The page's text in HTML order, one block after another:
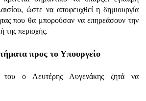
ώστε να αποφευχθεί η δημιουργία
που θα μπορούσαν να επηρεάσουν την
της περιοχής.
προς το Υπουργείο
ο Λευτέρης Αυγενάκης ζητά να